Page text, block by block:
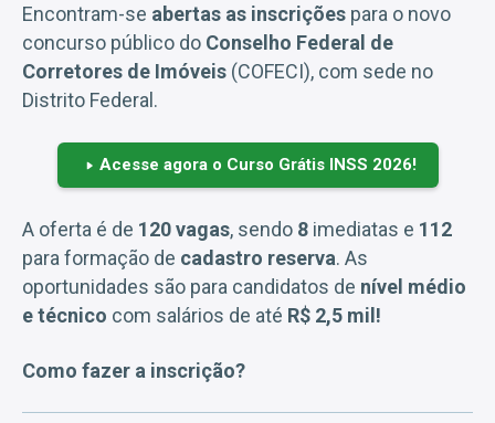
Encontram-se abertas as inscrições para o novo
concurso público do Conselho Federal de
Corretores de Imóveis (COFECI), com sede no
Distrito Federal.
Acesse agora o Curso Grátis INSS 2026!
A oferta é de 120 vagas, sendo 8 imediatas e 112
para formação de cadastro reserva. As
oportunidades são para candidatos de nível médio
e técnico com salários de até R$ 2,5 mil!
Como fazer a inscrição?